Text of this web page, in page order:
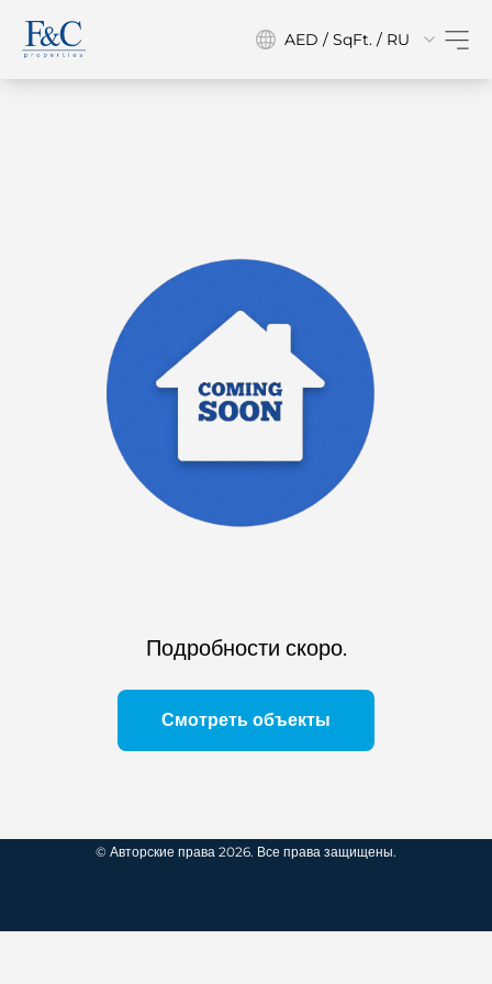
AED / SqFt. / RU
Подробности скоро.
Смотреть объекты
© Авторские права 2026. Все права защищены.